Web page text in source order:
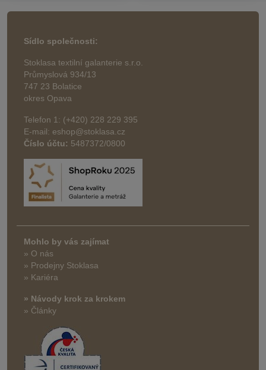
Sídlo společnosti:
Stoklasa textilní galanterie s.r.o.
Průmyslová 934/13
747 23 Bolatice
okres Opava
Telefon 1: (+420) 228 229 395
E-mail: eshop@stoklasa.cz
Číslo účtu: 5487372/0800
Mohlo by vás zajímat
» O nás
» Prodejny Stoklasa
» Kariéra
» Návody krok za krokem
» Články